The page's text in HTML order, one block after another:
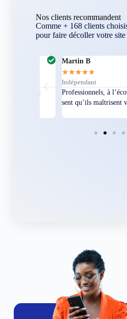
Nos clients recommandent
Comme + 168 clients
pour faire décoller votre
Martin B
★★
Indépendant
Professionnels, à l’écoute, et
sent qu’ils maîtrisent